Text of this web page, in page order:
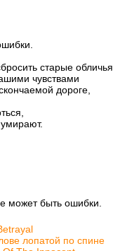
старые обличья,
чувствами
дороге,
может быть ошибки.
лопатой по спине